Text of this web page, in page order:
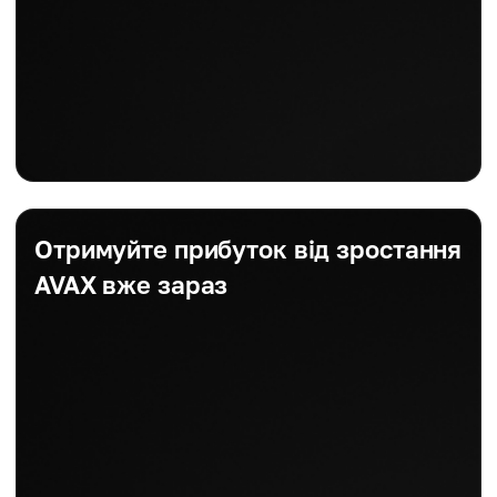
Отримуйте прибуток від зростання
AVAX вже зараз